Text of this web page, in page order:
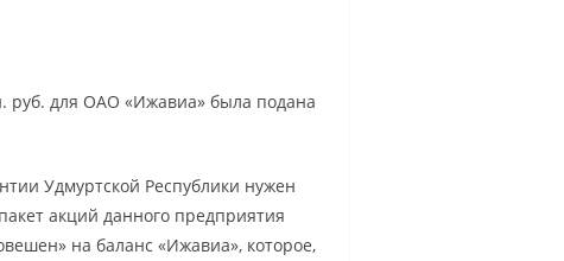
руб. для ОАО «Ижавиа» была подана
Удмуртской Республики нужен
акций данного предприятия
на баланс «Ижавиа», которое,